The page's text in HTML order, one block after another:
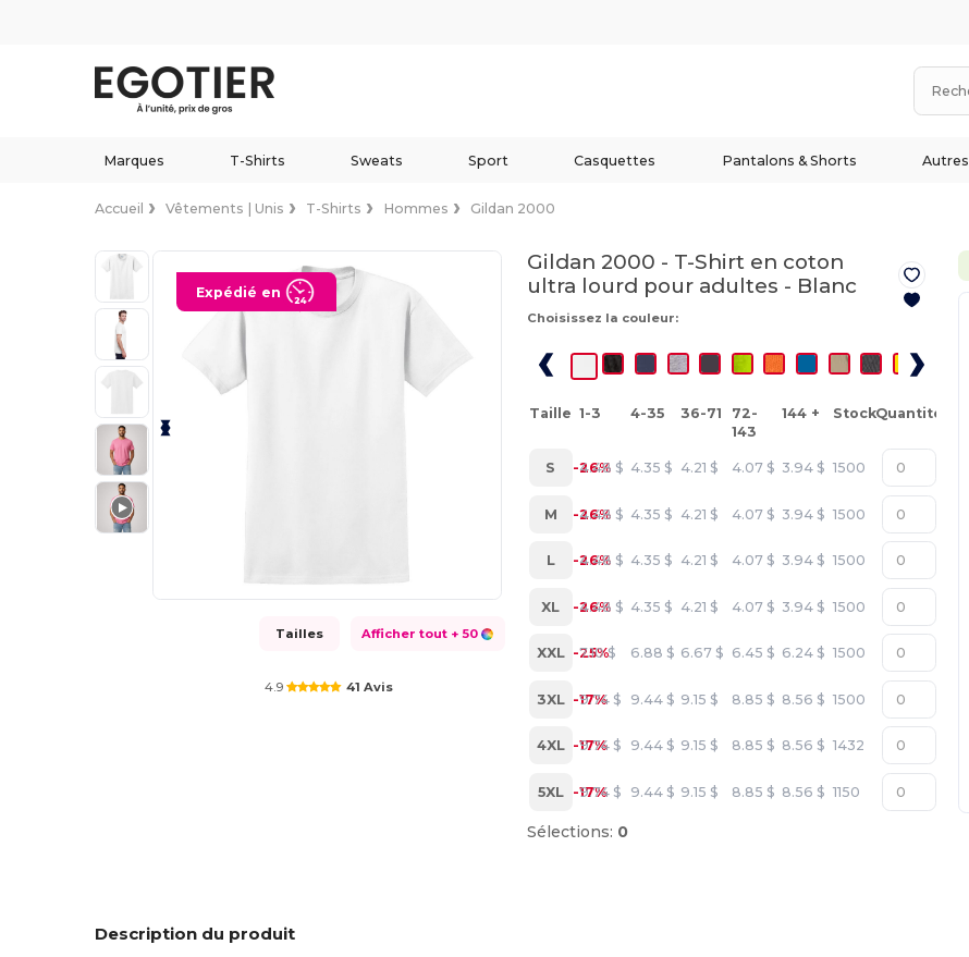
Marques T-Shirts Sweats Sport Casquettes Pantalons & Shorts Autres
Accueil Vêtements | Unis T-Shirts Hommes Gildan 2000
Expédié en
Tailles Afficher tout + 50
4.9 41 Avis
Gildan 2000 - T-Shirt en coton
ultra lourd pour adultes - Blanc
Choisissez la couleur:
Taille 1-3 4-35 36-71
72-
143
144 + StockQuantité
S -26%
4.48 $ 4.35 $ 4.21 $ 4.07 $ 3.94 $ 1500
M -26%
4.48 $ 4.35 $ 4.21 $ 4.07 $ 3.94 $ 1500
L -26%
4.48 $ 4.35 $ 4.21 $ 4.07 $ 3.94 $ 1500
XL -26%
4.48 $ 4.35 $ 4.21 $ 4.07 $ 3.94 $ 1500
XXL -25%
7.10 $ 6.88 $ 6.67 $ 6.45 $ 6.24 $ 1500
3XL -17%
9.74 $ 9.44 $ 9.15 $ 8.85 $ 8.56 $ 1500
4XL -17%
9.74 $ 9.44 $ 9.15 $ 8.85 $ 8.56 $ 1432
5XL -17%
9.74 $ 9.44 $ 9.15 $ 8.85 $ 8.56 $ 1150
Sélections: 0
Description du produit